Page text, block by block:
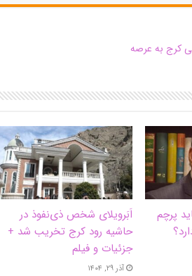
کرج به عرصه
پرچم
اَبَر‌ویلای شخص ذی‌نفوذ در
حاشیه‌ رود کرج تخریب شد +
جزئیات و فیلم
آذر ۲۹, ۱۴۰۴